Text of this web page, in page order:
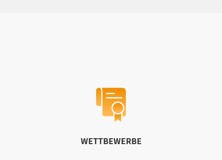
WETTBEWERBE